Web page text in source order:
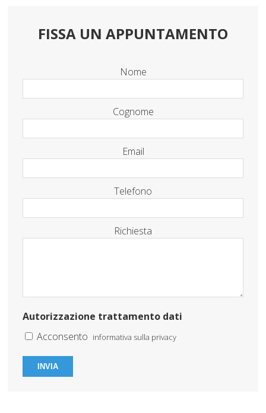
FISSA UN APPUNTAMENTO
Nome
Cognome
Email
Telefono
Richiesta
Autorizzazione trattamento dati
Acconsento informativa sulla privacy
INVIA